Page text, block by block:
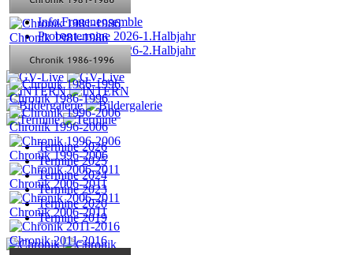
Aktuelles
Info Frauenensemble
Probentermine 2026-1.Halbjahr
Probentermine 2026-2.Halbjahr
Termine 2026
Termine 2025
Termine 2024
Termine 2023
Termine 2020
Termine 2019